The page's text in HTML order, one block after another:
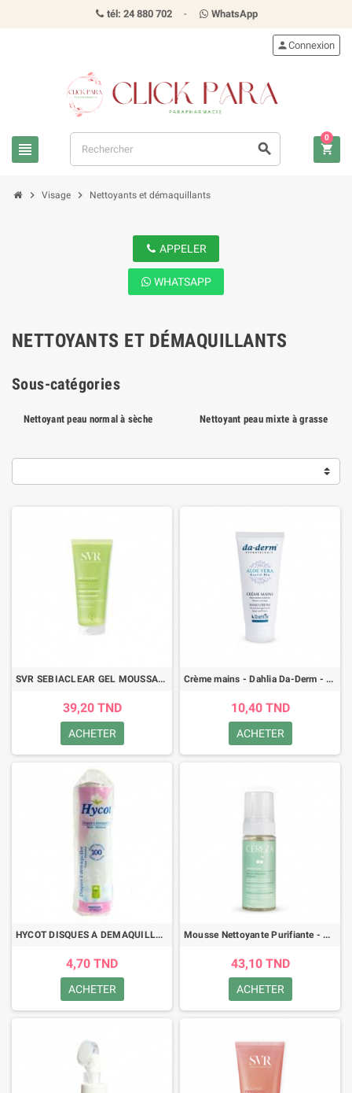
tél: 24 880 702 - WhatsApp
view_headline search
personConnexion
shopping_cart
0
chevron_right Visage chevron_right Nettoyants et démaquillants
APPELER
WHATSAPP
NETTOYANTS ET DÉMAQUILLANTS
Sous-catégories
Nettoyant peau normal à sèche Nettoyant peau mixte à grasse
SVR SEBIACLEAR GEL MOUSSANT 200ML
39,20 TND
ACHETER
Crème mains - Dahlia Da-Derm - 100ml
10,40 TND
ACHETER
HYCOT DISQUES A DEMAQUILLER 100 DISQUES
4,70 TND
ACHETER
Mousse Nettoyante Purifiante - CEREZA - 150ML
43,10 TND
ACHETER